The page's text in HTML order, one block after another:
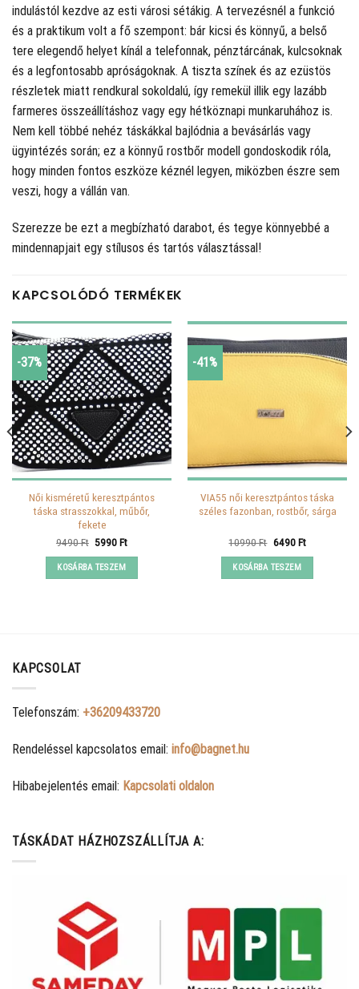
indulástól kezdve az esti városi sétákig. A tervezésnél a funkció
és a praktikum volt a fő szempont: bár kicsi és könnyű, a belső
tere elegendő helyet kínál a telefonnak, pénztárcának, kulcsoknak
és a legfontosabb apróságoknak. A tiszta színek és az ezüstös
részletek miatt rendkural sokoldalú, így remekül illik egy lazább
farmeres összeállításhoz vagy egy hétköznapi munkaruhához is.
Nem kell többé nehéz táskákkal bajlódnia a bevásárlás vagy
ügyintézés során; ez a könnyű rostbőr modell gondoskodik róla,
hogy minden fontos eszköze kéznél legyen, miközben észre sem
veszi, hogy a vállán van.
Szerezze be ezt a megbízható darabot, és tegye könnyebbé a
mindennapjait egy stílusos és tartós választással!
KAPCSOLÓDÓ TERMÉKEK
-37%
Női kisméretű keresztpántos
táska strasszokkal, műbőr,
fekete
9490Ft Original
was:
9490 Ft.
5990FtCurrent
KOSÁRBA TESZEM
-41%
VIA55 női keresztpántos táska
széles fazonban, rostbőr, sárga
10990Ft Original
was:
10990 Ft.
6490FtCurrent
KOSÁRBA TESZEM
KAPCSOLAT
Telefonszám: +36209433720
Rendeléssel kapcsolatos email: info@bagnet.hu
Hibabejelentés email: Kapcsolati oldalon
TÁSKÁDAT HÁZHOZSZÁLLÍTJA A: